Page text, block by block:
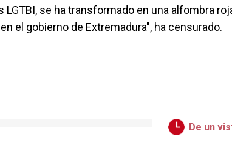
LGTBI, se ha transformado en una alfombra
el gobierno de Extremadura", ha censurado.
De un